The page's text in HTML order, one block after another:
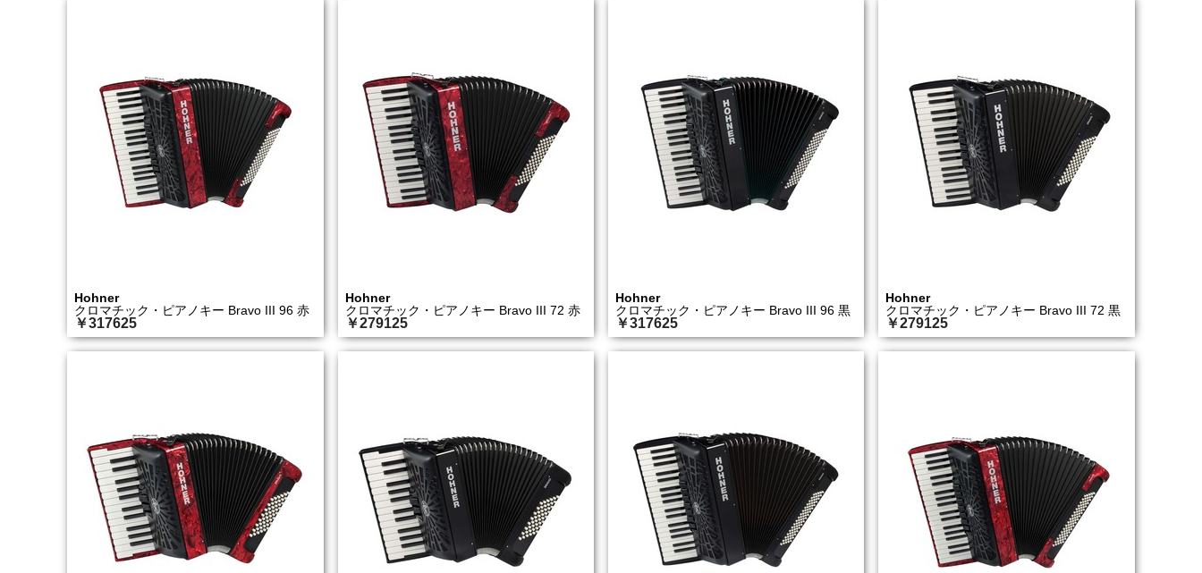
Hohner
クロマチック・ピアノキー Bravo III 96 赤
￥317625
Hohner
クロマチック・ピアノキー Bravo III 72 赤
￥279125
Hohner
クロマチック・ピアノキー Bravo III 96 黒
￥317625
Hohner
クロマチック・ピアノキー Bravo III 72 黒
￥279125